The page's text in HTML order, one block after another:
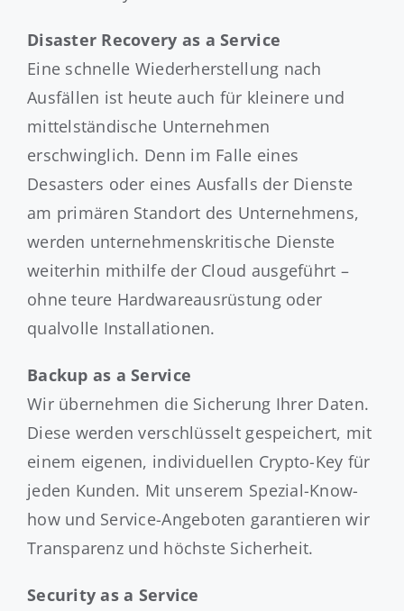
Disaster Recovery as a Service
Eine schnelle Wiederherstellung nach
Ausfällen ist heute auch für kleinere und
mittelständische Unternehmen
erschwinglich. Denn im Falle eines
Desasters oder eines Ausfalls der Dienste
am primären Standort des Unternehmens,
werden unternehmenskritische Dienste
weiterhin mithilfe der Cloud ausgeführt –
ohne teure Hardwareausrüstung oder
qualvolle Installationen.
Backup as a Service
Wir übernehmen die Sicherung Ihrer Daten.
Diese werden verschlüsselt gespeichert, mit
einem eigenen, individuellen Crypto-Key für
jeden Kunden. Mit unserem Spezial-Know-
how und Service-Angeboten garantieren wir
Transparenz und höchste Sicherheit.
Security as a Service